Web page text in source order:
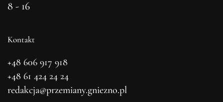
8 - 16
Kontakt
+48 606 917 918
+48 61 424 24 24
redakcja@przemiany.gniezno.pl